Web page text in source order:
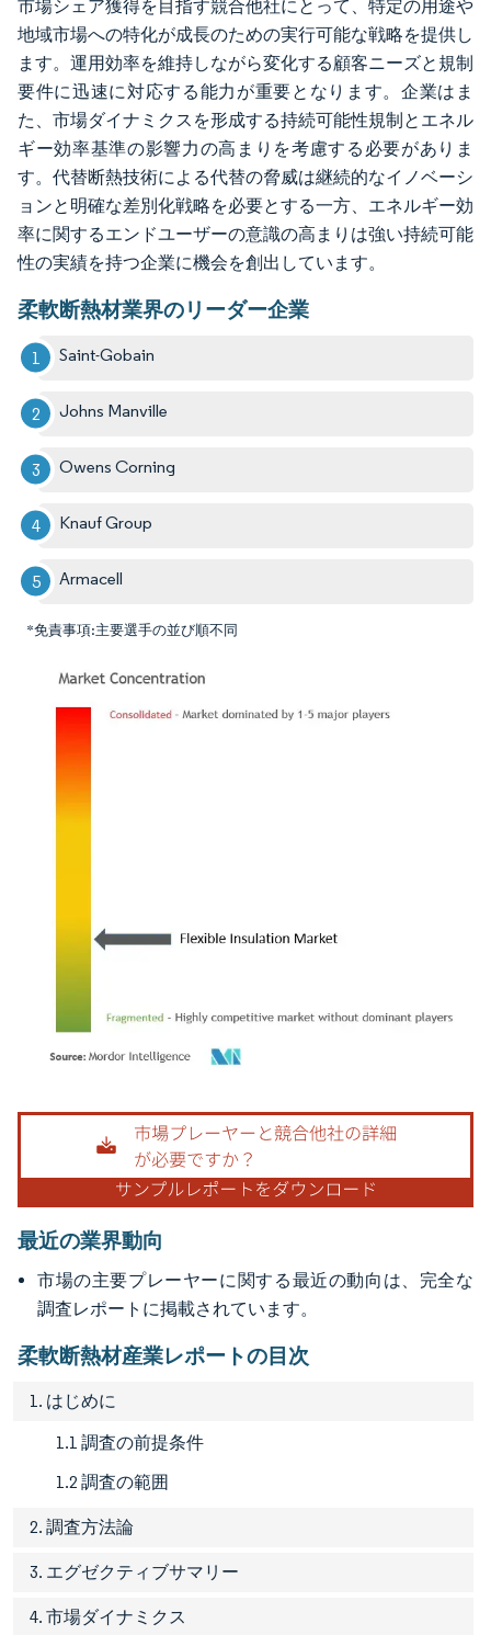
市場シェア獲得を目指す競合他社にとって、特定の用途や
地域市場への特化が成長のための実行可能な戦略を提供し
ます。運用効率を維持しながら変化する顧客ニーズと規制
要件に迅速に対応する能力が重要となります。企業はま
た、市場ダイナミクスを形成する持続可能性規制とエネル
ギー効率基準の影響力の高まりを考慮する必要がありま
す。代替断熱技術による代替の脅威は継続的なイノベーシ
ョンと明確な差別化戦略を必要とする一方、エネルギー効
率に関するエンドユーザーの意識の高まりは強い持続可能
性の実績を持つ企業に機会を創出しています。
柔軟断熱材業界のリーダー企業
Saint-Gobain
Johns Manville
Owens Corning
Knauf Group
Armacell
*免責事項:主要選手の並び順不同
画像 © Mordor Intelligence。再利用にはCC BY 4.0の表示が必要です。
最近の業界動向
市場の主要プレーヤーに関する最近の動向は、完全な
調査レポートに掲載されています。
柔軟断熱材産業レポートの目次
1. はじめに
1.1 調査の前提条件
1.2 調査の範囲
2. 調査方法論
3. エグゼクティブサマリー
4. 市場ダイナミクス